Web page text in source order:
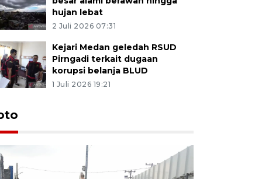
hujan lebat
2 Juli 2026 07:31
Kejari Medan geledah RSUD
Pirngadi terkait dugaan
korupsi belanja BLUD
1 Juli 2026 19:21